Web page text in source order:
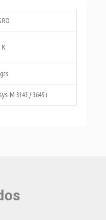
K
M 3145 / 3645 i